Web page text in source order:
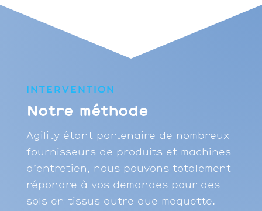
INTERVENTION
Notre méthode
Agility étant partenaire de nombreux
fournisseurs de produits et machines
d’entretien, nous pouvons totalement
répondre à vos demandes pour des
sols en tissus autre que moquette.